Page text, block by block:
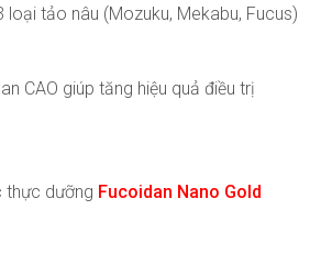
tảo nâu (Mozuku, Mekabu, Fucus)
CAO giúp tăng hiệu quả điều trị
thực dưỡng Fucoidan Nano Gold